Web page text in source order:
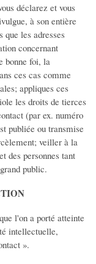
déclarez et vous
à son entière
que les adresses
concernant
bonne foi, la
ces cas comme
appliques ces
les droits de tierces
(par ex. numéro
publiée ou transmise
veiller à la
des personnes tant
public.
l'on a porté atteinte
intellectuelle,
».